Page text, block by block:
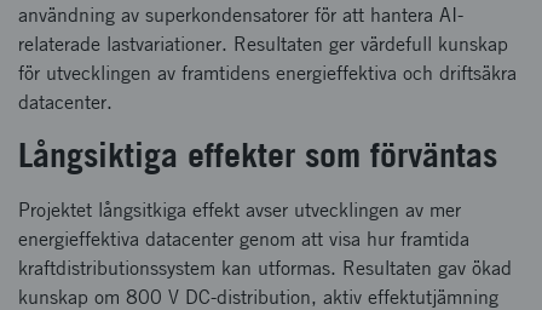
användning av superkondensatorer för att hantera AI-
relaterade lastvariationer. Resultaten ger värdefull kunskap
för utvecklingen av framtidens energieffektiva och driftsäkra
datacenter.
Långsiktiga effekter som förväntas
Projektet långsitkiga effekt avser utvecklingen av mer
energieffektiva datacenter genom att visa hur framtida
kraftdistributionssystem kan utformas. Resultaten gav ökad
kunskap om 800 V DC-distribution, aktiv effektutjämning